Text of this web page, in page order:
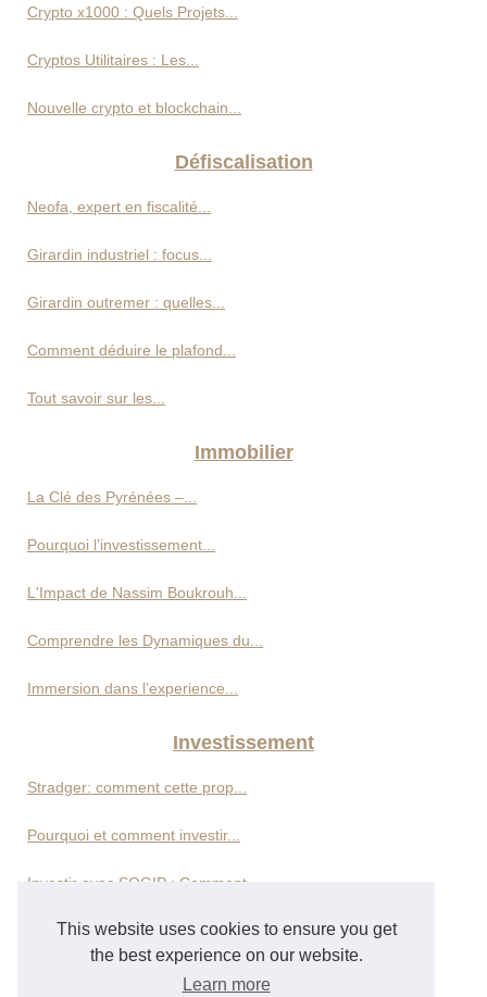
This website uses cookies to ensure you get
the best experience on our website.
Learn more
Crypto x1000 : Quels Projets...
Cryptos Utilitaires : Les...
Nouvelle crypto et blockchain...
Défiscalisation
Neofa, expert en fiscalité...
Girardin industriel : focus...
Girardin outremer : quelles...
Comment déduire le plafond...
Tout savoir sur les...
Immobilier
La Clé des Pyrénées –...
Pourquoi l’investissement...
L'Impact de Nassim Boukrouh...
Comprendre les Dynamiques du...
Immersion dans l’experience...
Investissement
Stradger: comment cette prop...
Pourquoi et comment investir...
Investir avec SOGIP : Comment...
Décryptage des stratégies...
Les meilleurs investissements...